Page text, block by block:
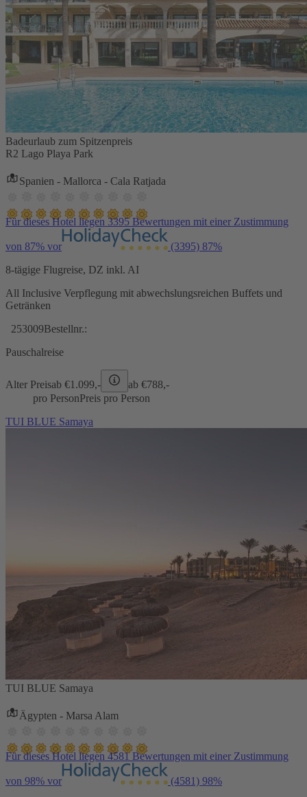
Badeurlaub zum Spitzenpreis
R2 Lago Playa Park
Spanien - Mallorca - Cala Ratjada
Für dieses Hotel liegen 3395 Bewertungen mit einer Zustimmung
von 87% vor (3395) 87%
8-tägige Flugreise, DZ inkl. AI
All Inclusive Verpflegung mit abwechslungsreichen Buffets und
Getränken
253009Bestellnr.:
Pauschalreise
Alter Preisab €1.099,- ab €788,-
pro PersonPreis pro Person
TUI BLUE Samaya
TUI BLUE Samaya
Ägypten - Marsa Alam
Für dieses Hotel liegen 4581 Bewertungen mit einer Zustimmung
von 98% vor (4581) 98%